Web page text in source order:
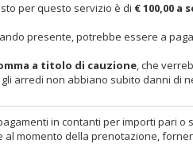
per questo servizio è di € 100,00 a
presente, potrebbe essere a
a titolo di cauzione, che
arredi non abbiano subito danni di
in contanti per importi pari o
momento della prenotazione,